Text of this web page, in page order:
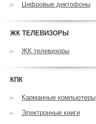
Цифровые диктофоны
ЖК ТЕЛЕВИЗОРЫ
ЖК телевизоры
КПК
Карманные компьютеры
Электронные книги